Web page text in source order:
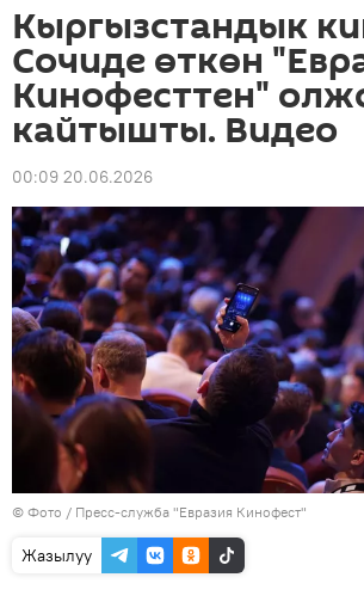
Кыргызстандык
Сочиде өткөн
Кинофесттен"
кайтышты. Видео
00:09 20.06.2026
© Фото / Пресс-служба "Евразия Кинофест"
Жазылуу